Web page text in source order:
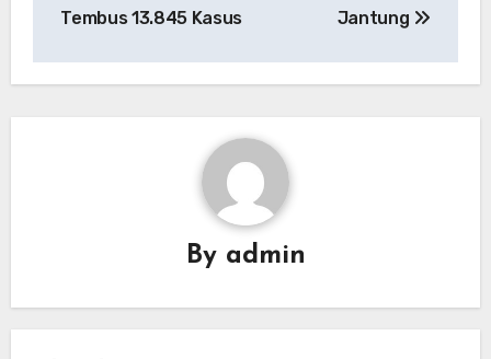
Tembus 13.845 Kasus
Jantung
By admin